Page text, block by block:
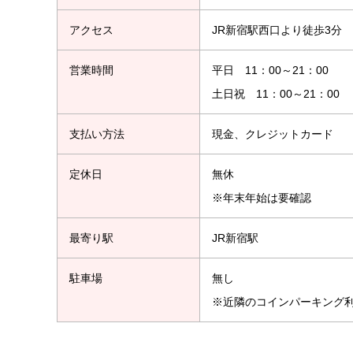
アクセス JR新宿駅西口より徒歩3分
営業時間
平日 11：00～21：00
土日祝 11：00～21：00
支払い方法 現金、クレジットカード
定休日
無休
※年末年始は要確認
最寄り駅 JR新宿駅
駐車場
無し
※近隣のコインパーキング